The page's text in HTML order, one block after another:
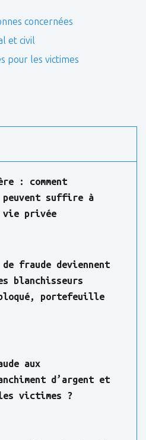
concernées
et civil
pour les victimes
: comment
peuvent suffire à
vie privée
fraude deviennent
blanchisseurs
portefeuille
aux
d’argent et
victimes ?